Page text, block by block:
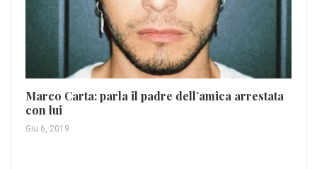
Marco Carta: parla il padre dell’amica arrestata
con lui
Giu 6, 2019